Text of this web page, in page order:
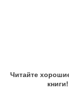
Читайте
книги!